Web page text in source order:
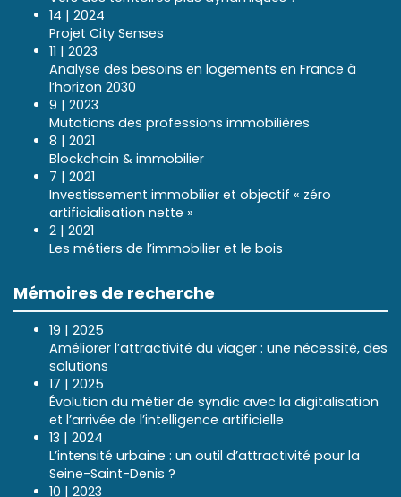
14 | 2024
Projet City Senses
11 | 2023
Analyse des besoins en logements en France à
l’horizon 2030
9 | 2023
Mutations des professions immobilières
8 | 2021
Blockchain & immobilier
7 | 2021
Investissement immobilier et objectif « zéro
artificialisation nette »
2 | 2021
Les métiers de l’immobilier et le bois
Mémoires de recherche
19 | 2025
Améliorer l’attractivité du viager : une nécessité, des
solutions
17 | 2025
Évolution du métier de syndic avec la digitalisation
et l’arrivée de l’intelligence artificielle
13 | 2024
L’intensité urbaine : un outil d’attractivité pour la
Seine-Saint-Denis ?
10 | 2023